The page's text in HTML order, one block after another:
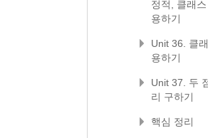
정적, 클래
용하기
Unit 36. 클
용하기
Unit 37. 두
리 구하기
핵심 정리